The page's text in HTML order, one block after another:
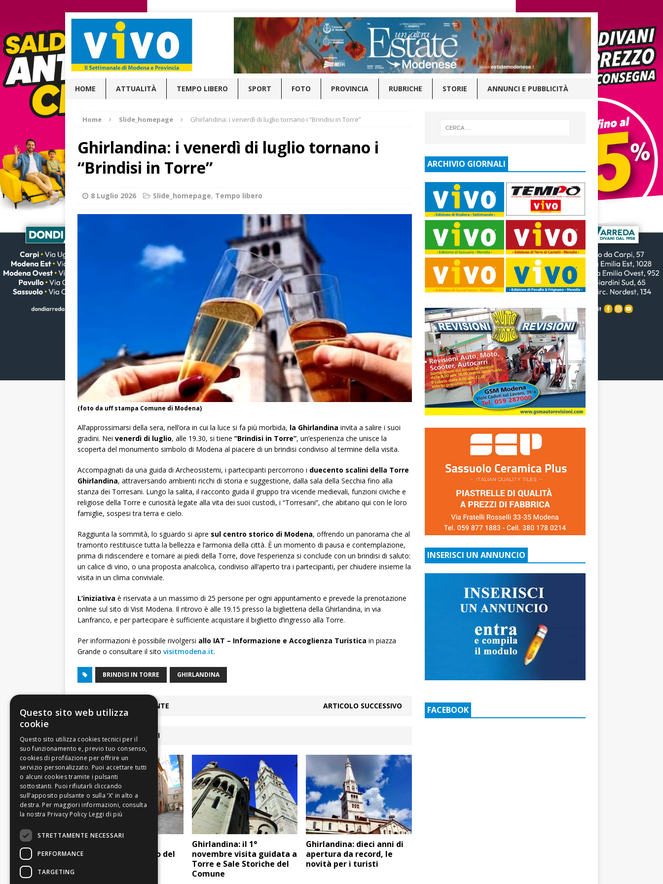
HOME ATTUALITÀ TEMPO LIBERO SPORT FOTO PROVINCIA RUBRICHE STORIE ANNUNCI E PUBBLICITÀ
Home Slide_homepage Ghirlandina: i venerdì di luglio tornano i “Brindisi in Torre”
Ghirlandina: i venerdì di luglio tornano i
“Brindisi in Torre”
8 Luglio 2026 Slide_homepage, Tempo libero
(foto da uff stampa Comune di Modena)
All’approssimarsi della sera, nell’ora in cui la luce si fa più morbida, la Ghirlandina invita a salire i suoi
gradini. Nei venerdì di luglio, alle 19.30, si tiene “Brindisi in Torre”, un’esperienza che unisce la
scoperta del monumento simbolo di Modena al piacere di un brindisi condiviso al termine della visita.
Accompagnati da una guida di Archeosistemi, i partecipanti percorrono i duecento scalini della Torre
Ghirlandina, attraversando ambienti ricchi di storia e suggestione, dalla sala della Secchia fino alla
stanza dei Torresani. Lungo la salita, il racconto guida il gruppo tra vicende medievali, funzioni civiche e
religiose della Torre e curiosità legate alla vita dei suoi custodi, i “Torresani”, che abitano qui con le loro
famiglie, sospesi tra terra e cielo.
Raggiunta la sommità, lo sguardo si apre sul centro storico di Modena, offrendo un panorama che al
tramonto restituisce tutta la bellezza e l’armonia della città. È un momento di pausa e contemplazione,
prima di ridiscendere e tornare ai piedi della Torre, dove l’esperienza si conclude con un brindisi di saluto:
un calice di vino, o una proposta analcolica, condiviso all’aperto tra i partecipanti, per chiudere insieme la
visita in un clima conviviale.
L’iniziativa è riservata a un massimo di 25 persone per ogni appuntamento e prevede la prenotazione
online sul sito di Visit Modena. Il ritrovo è alle 19.15 presso la biglietteria della Ghirlandina, in via
Lanfranco, e per partecipare è sufficiente acquistare il biglietto d’ingresso alla Torre.
Per informazioni è possibile rivolgersi allo IAT – Informazione e Accoglienza Turistica in piazza
Grande o consultare il sito visitmodena.it.
BRINDISI IN TORRE GHIRLANDINA
ARTICOLO PRECEDENTE ARTICOLO SUCCESSIVO
ARTICOLI COLLEGATI
patrimonio ritrovato del
Ghirlandina: il 1°
novembre visita guidata a
Torre e Sale Storiche del
Comune
Ghirlandina: dieci anni di
apertura da record, le
novità per i turisti
ARCHIVIO GIORNALI
INSERISCI UN ANNUNCIO
FACEBOOK
Questo sito web utilizza
cookie
Leggi di più
STRETTAMENTE NECESSARI
PERFORMANCE
TARGETING